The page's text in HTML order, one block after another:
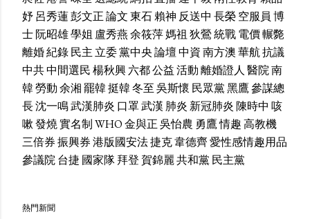
妤呂秀蓮彭文正論文東石賴神 反送中 長榮空服員 博
士阮昭雄學姐 盧秀燕余筱萍媽祖 狄鶯統戰電價輾斃
離婚紀錄民主 立委黨中央論壇中資南方澳華航抗議
中共中間選民楊秋興六都公益活動離婚證人 醫院南
韓勞動余湘罷韓挺韓冬至吳斯懷 民眾黨黑鷹參謀總
長沈一鳴武漢肺炎 口罩武漢 肺炎 新冠肺炎陳時中 咳
嗽發燒實名制WHO金與正吳怡農 勇鷹情趣高教機
三倍券振興券港版國安法捷克韋德齊愛性感情趣用品
參議院台捷 國家隊拜登賀錦麗共和黨民主黨
熱門新聞